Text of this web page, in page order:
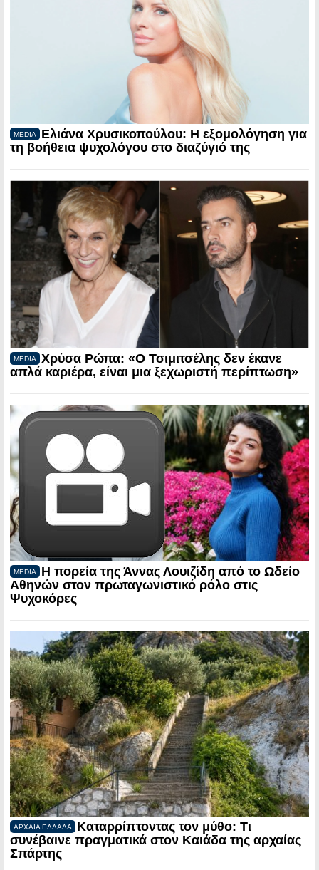
MEDIA
Ελιάνα Χρυσικοπούλου: Η εξομολόγηση για
τη βοήθεια ψυχολόγου στο διαζύγιό της
MEDIA
Χρύσα Ρώπα: «Ο Τσιμιτσέλης δεν έκανε
απλά καριέρα, είναι μια ξεχωριστή περίπτωση»
MEDIA
Η πορεία της Άννας Λουιζίδη από το Ωδείο
Αθηνών στον πρωταγωνιστικό ρόλο στις
Ψυχοκόρες
ΑΡΧΑΙΑ ΕΛΛΑΔΑ
Καταρρίπτοντας τον μύθο: Τι
συνέβαινε πραγματικά στον Καιάδα της αρχαίας
Σπάρτης